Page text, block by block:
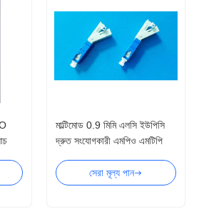
মাল্টিমোড 0.9 মিমি এলসি ইউপিসি
দ্রুত সংযোগকারী এমপিও এমটিপি
সেরা মূল্য পান